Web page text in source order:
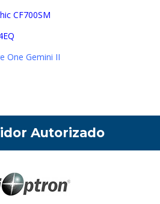
CF700SM
One Gemini II
Autorizado